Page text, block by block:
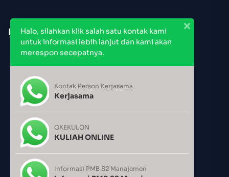
Link Cepat
Pendaftaran PMB
Jadwal Kuliah
Jadwal Pemakaian Ruang
Kalender Akademik
Users Today : 485
Users Yesterday : 999
Halo, silahkan klik salah satu kontak kami
untuk informasi lebih lanjut dan kami akan
merespon secepatnya.
Kontak Person Kerjasama
Kerjasama
OKEKULON
KULIAH ONLINE
Informasi PMB S2 Manajemen